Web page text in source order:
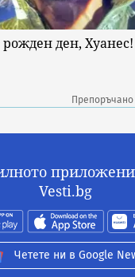
рожден ден, Хуанес!
Препоръчано
Vesti.bg
Четете ни в Google